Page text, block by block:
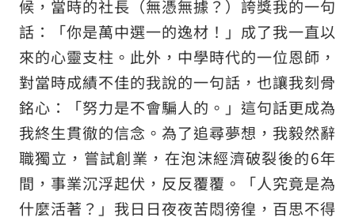
候，當時的社長（無憑無據？）誇獎我的一句
話：「你是萬中選一的逸材！」成了我一直以
來的心靈支柱。此外，中學時代的一位恩師，
對當時成績不佳的我說的一句話，也讓我刻骨
銘心：「努力是不會騙人的。」這句話更成為
我終生貫徹的信念。為了追尋夢想，我毅然辭
職獨立，嘗試創業，在泡沫經濟破裂後的6年
間，事業沉浮起伏，反反覆覆。「人究竟是為
什麼活著？」我日日夜夜苦悶徬徨，百思不得